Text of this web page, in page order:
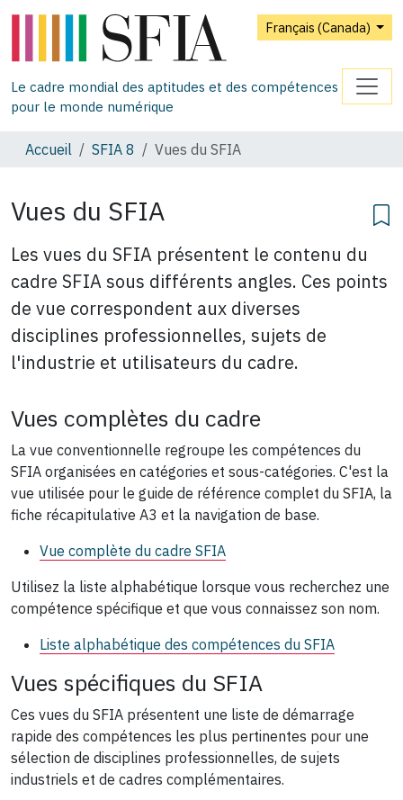
Français (Canada)
Le cadre mondial des aptitudes et des compétences
pour le monde numérique
Accueil SFIA 8 Vues du SFIA
Vues du SFIA
Les vues du SFIA présentent le contenu du
cadre SFIA sous différents angles. Ces points
de vue correspondent aux diverses
disciplines professionnelles, sujets de
l'industrie et utilisateurs du cadre.
Vues complètes du cadre
La vue conventionnelle regroupe les compétences du
SFIA organisées en catégories et sous-catégories. C'est la
vue utilisée pour le guide de référence complet du SFIA, la
fiche récapitulative A3 et la navigation de base.
Vue complète du cadre SFIA
Utilisez la liste alphabétique lorsque vous recherchez une
compétence spécifique et que vous connaissez son nom.
Liste alphabétique des compétences du SFIA
Vues spécifiques du SFIA
Ces vues du SFIA présentent une liste de démarrage
rapide des compétences les plus pertinentes pour une
sélection de disciplines professionnelles, de sujets
industriels et de cadres complémentaires.